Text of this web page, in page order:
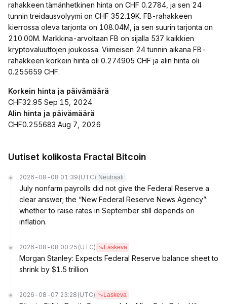
rahakkeen tämänhetkinen hinta on CHF 0.2784, ja sen 24
tunnin treidausvolyymi on CHF 352.19K. FB-rahakkeen
kierrossa oleva tarjonta on 108.04M, ja sen suurin tarjonta on
210.00M. Markkina-arvoltaan FB on sijalla 537 kaikkien
kryptovaluuttojen joukossa. Viimeisen 24 tunnin aikana FB-
rahakkeen korkein hinta oli 0.274905 CHF ja alin hinta oli
0.255659 CHF.
Korkein hinta ja päivämäärä
CHF32.95 Sep 15, 2024
Alin hinta ja päivämäärä
CHF0.255683 Aug 7, 2026
Uutiset kolikosta Fractal Bitcoin
2026-08-08 01:39 (UTC) Neutraali
July nonfarm payrolls did not give the Federal Reserve a
clear answer; the “New Federal Reserve News Agency”:
whether to raise rates in September still depends on
inflation.
2026-08-08 00:25 (UTC) Laskeva
Morgan Stanley: Expects Federal Reserve balance sheet to
shrink by $1.5 trillion
2026-08-07 23:28 (UTC) Laskeva